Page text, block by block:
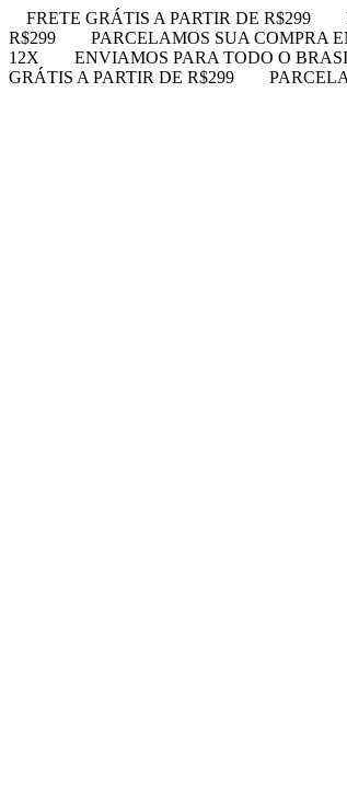
FRETE GRÁTIS A PARTIR DE R$299
R$299
PARCELAMOS SUA COMPRA
12X
ENVIAMOS PARA TODO O
GRÁTIS A PARTIR DE R$299